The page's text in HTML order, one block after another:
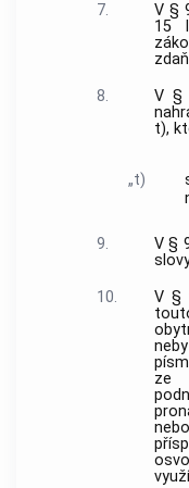
7.
V §
15
8.
V §
t),
„t)
9.
V §
10.
V §
ze